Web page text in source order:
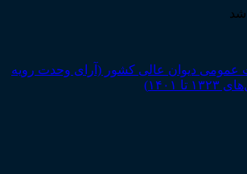
عمومی دیوان عالی کشور (آرای وحدت رویه
۱۴۰۱)